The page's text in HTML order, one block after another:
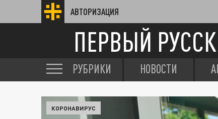
АВТОРИЗАЦИЯ
ПЕРВЫЙ
РУБРИКИ НОВОСТИ
КОРОНАВИРУС